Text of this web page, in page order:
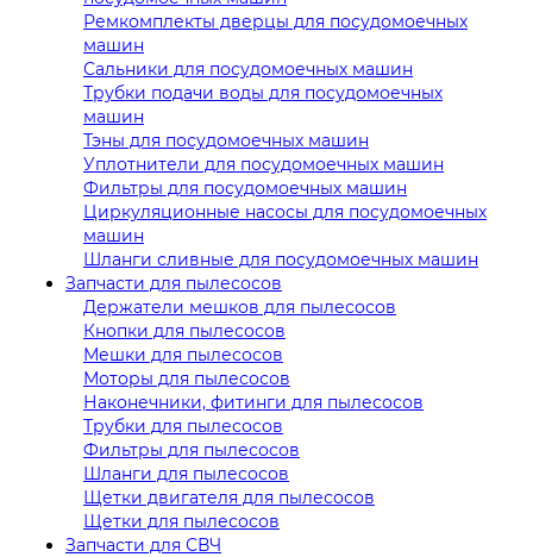
Ремкомплекты дверцы для посудомоечных
машин
Сальники для посудомоечных машин
Трубки подачи воды для посудомоечных
машин
Тэны для посудомоечных машин
Уплотнители для посудомоечных машин
Фильтры для посудомоечных машин
Циркуляционные насосы для посудомоечных
машин
Шланги сливные для посудомоечных машин
Запчасти для пылесосов
Держатели мешков для пылесосов
Кнопки для пылесосов
Мешки для пылесосов
Моторы для пылесосов
Наконечники, фитинги для пылесосов
Трубки для пылесосов
Фильтры для пылесосов
Шланги для пылесосов
Щетки двигателя для пылесосов
Щетки для пылесосов
Запчасти для СВЧ